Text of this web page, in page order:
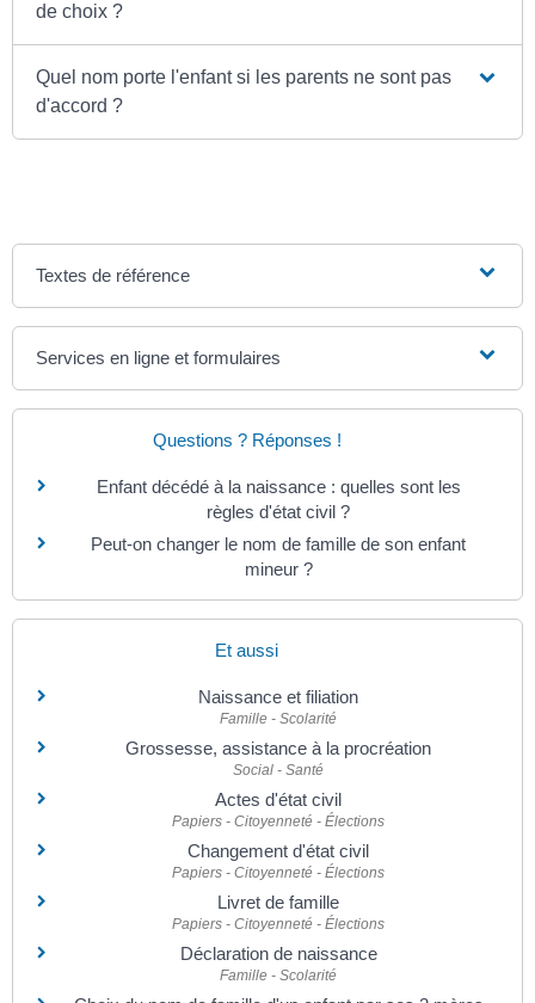
de choix ?
Quel nom porte l'enfant si les parents ne sont pas
d'accord ?
Textes de référence
Services en ligne et formulaires
Questions ? Réponses !
Enfant décédé à la naissance : quelles sont les
règles d'état civil ?
Peut-on changer le nom de famille de son enfant
mineur ?
Et aussi
Naissance et filiation
Famille - Scolarité
Grossesse, assistance à la procréation
Social - Santé
Actes d'état civil
Papiers - Citoyenneté - Élections
Changement d'état civil
Papiers - Citoyenneté - Élections
Livret de famille
Papiers - Citoyenneté - Élections
Déclaration de naissance
Famille - Scolarité